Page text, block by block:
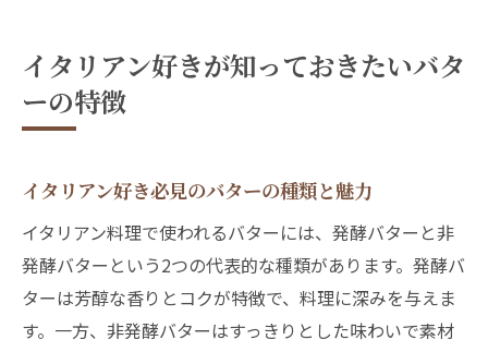
イタリアン好きが知っておきたいバタ
ーの特徴
イタリアン好き必見のバターの種類と魅力
イタリアン料理で使われるバターには、発酵バターと非
発酵バターという2つの代表的な種類があります。発酵バ
ターは芳醇な香りとコクが特徴で、料理に深みを与えま
す。一方、非発酵バターはすっきりとした味わいで素材